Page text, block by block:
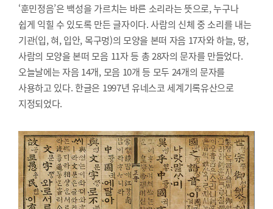
‘훈민정음’은 백성을 가르치는 바른 소리라는 뜻으로, 누구나
쉽게 익힐 수 있도록 만든 글자이다. 사람의 신체 중 소리를 내는
기관(입, 혀, 입안, 목구멍)의 모양을 본떠 자음 17자와 하늘, 땅,
사람의 모양을 본떠 모음 11자 등 총 28자의 문자를 만들었다.
오늘날에는 자음 14개, 모음 10개 등 모두 24개의 문자를
사용하고 있다. 한글은 1997년 유네스코 세계기록유산으로
지정되었다.